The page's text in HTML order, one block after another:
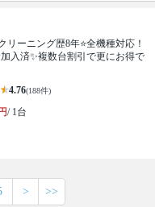
リーニング歴8年⭐全機種対応！
入済✨複数台割引で更にお得で
4.76(188件)
/ 1台
> >>